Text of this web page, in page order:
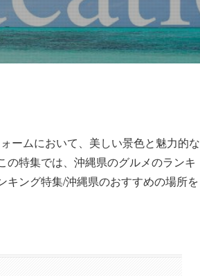
ームにおいて、美しい景色と魅力的な
特集では、沖縄県のグルメのランキ
キング特集/沖縄県のおすすめの場所を